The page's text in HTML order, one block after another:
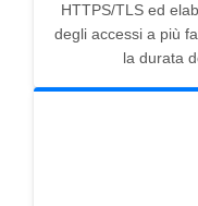
HTTPS/TLS ed
degli accessi a più
la durata